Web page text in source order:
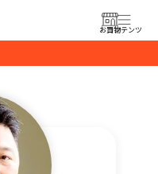
お買物
コンテンツ